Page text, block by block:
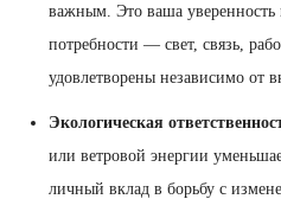
важным. Это ваша уверенность
потребности — свет, связь,
удовлетворены независимо от
Экологическая
или ветровой энергии
личный вклад в борьбу с